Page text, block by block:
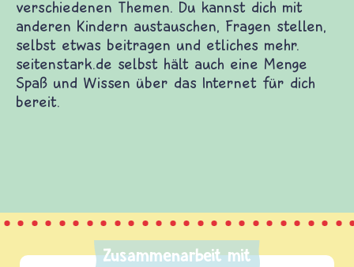
Dort warten Spiele und Filme
Themen. Du kannst dich mit
selbst etwas beitragen und etliches mehr.
Zusammenarbeit mit